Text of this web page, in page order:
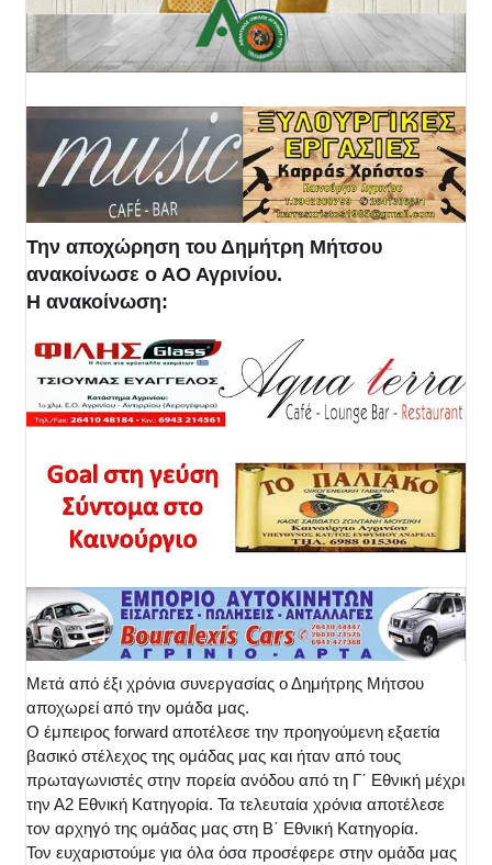
Την αποχώρηση του Δημήτρη Μήτσου
ανακοίνωσε ο ΑΟ Αγρινίου.
Η ανακοίνωση:
Μετά από έξι χρόνια συνεργασίας ο Δημήτρης Μήτσου
αποχωρεί από την ομάδα μας.
Ο έμπειρος forward αποτέλεσε την προηγούμενη εξαετία
βασικό στέλεχος της ομάδας μας και ήταν από τους
πρωταγωνιστές στην πορεία ανόδου από τη Γ΄ Εθνική μέχρι
την Α2 Εθνική Κατηγορία. Τα τελευταία χρόνια αποτέλεσε
τον αρχηγό της ομάδας μας στη Β΄ Εθνική Κατηγορία.
Τον ευχαριστούμε για όλα όσα προσέφερε στην ομάδα μας